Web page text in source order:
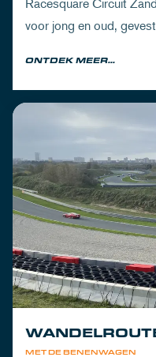
voor jong en oud,
ONTDEK MEER...
MET DE BENENWAGEN